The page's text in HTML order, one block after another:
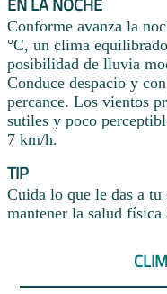
EN LA NOCHE
Conforme avanza la
°C, un clima
posibilidad de lluvia
Conduce despacio y
percance. Los vientos
sutiles y poco
7 km/h.
TIP
Cuida lo que le das a
mantener la salud